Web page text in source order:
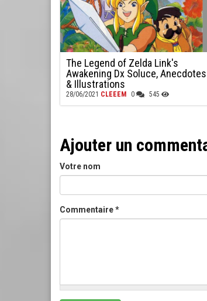
The Legend of Zelda Link's
Awakening Dx Soluce, Anecdotes
& Illustrations
28/06/2021 CLEEEM 0 545
Ajouter un
Votre nom
Commentaire*